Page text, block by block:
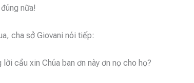
nữa!
cha sở Giovani nói tiếp:
lời cầu xin Chúa ban ơn này ơn nọ cho họ?